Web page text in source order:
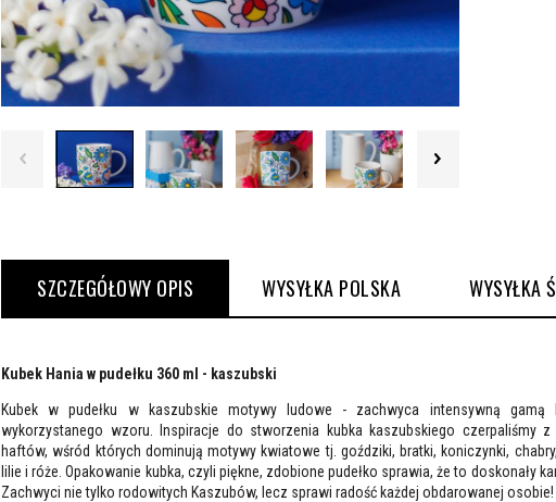
SZCZEGÓŁOWY OPIS WYSYŁKA POLSKA WYSYŁKA
Kubek Hania w pudełku 360 ml - kaszubski
Kubek w pudełku w kaszubskie motywy ludowe - zachwyca intensywną gamą
wykorzystanego wzoru. Inspiracje do stworzenia kubka kaszubskiego czerpaliśmy z
haftów, wśród których dominują motywy kwiatowe tj. goździki, bratki, koniczynki,
lilie i róże. Opakowanie kubka, czyli piękne, zdobione pudełko sprawia, że to doskonały
Zachwyci nie tylko rodowitych Kaszubów, lecz sprawi radość każdej obdarowanej osobie!